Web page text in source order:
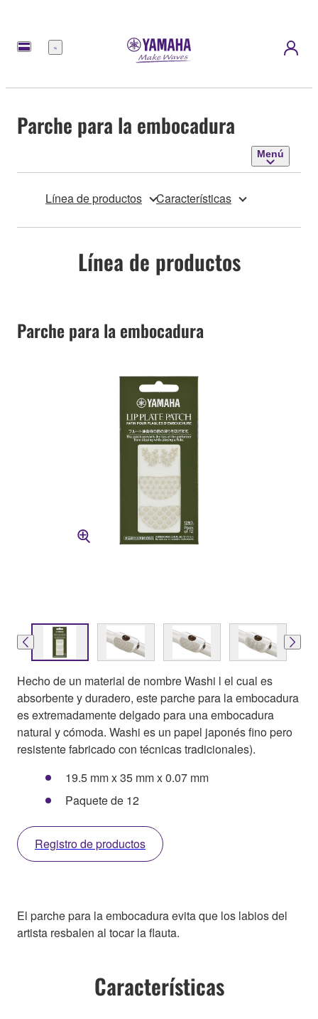
Menú
Parche para la embocadura
Menú
Línea de productos Características
Línea de productos
Parche para la embocadura
Hecho de un material de nombre Washi l el cual es
absorbente y duradero, este parche para la embocadura
es extremadamente delgado para una embocadura
natural y cómoda. Washi es un papel japonés fino pero
resistente fabricado con técnicas tradicionales).
19.5 mm x 35 mm x 0.07 mm
Paquete de 12
Registro de productos
El parche para la embocadura evita que los labios del
artista resbalen al tocar la flauta.
Características